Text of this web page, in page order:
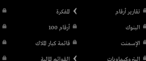
تقارير أرقام
البنوك
الإسمنت
المفكرة
أرقام 100
قائمة كبار الملاك